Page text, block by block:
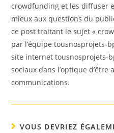
crowdfunding et les diffuser
mieux aux questions du
ce post traitant le sujet «
par l’équipe tousnosprojets-
site internet tousnosprojets-
sociaux dans l’optique
communications.
VOUS DEVRIEZ